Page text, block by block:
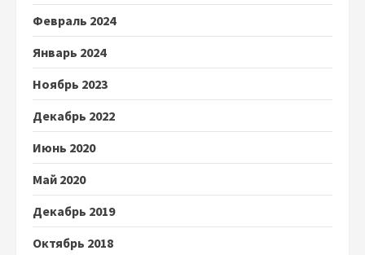
Февраль 2024
Январь 2024
Ноябрь 2023
Декабрь 2022
Июнь 2020
Май 2020
Декабрь 2019
Октябрь 2018